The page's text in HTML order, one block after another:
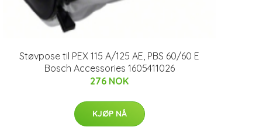
Støvpose til PEX 115 A/125 AE, PBS 60/60 E
Bosch Accessories 1605411026
276 NOK
KJØP NÅ